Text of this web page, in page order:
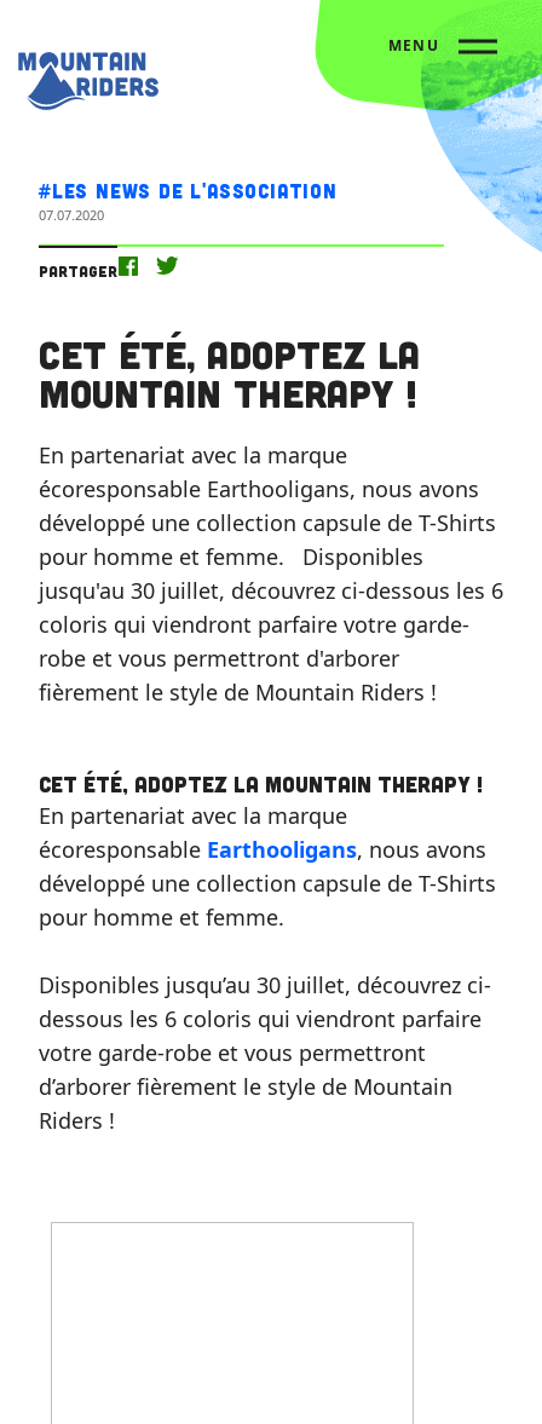
Nos actus
Cet été, adoptez la Mountain Therapy !
MENU
#Les news de l'association
07.07.2020
Partager
Cet été, adoptez la
Mountain Therapy !
⁠En partenariat avec la marque
écoresponsable Earthooligans, nous avons
développé une collection capsule de T-Shirts
pour homme et femme. ⁠ ⁠ Disponibles
jusqu'au 30 juillet, découvrez ci-dessous les 6
coloris qui viendront parfaire votre garde-
robe et vous permettront d'arborer
fièrement le style de Mountain Riders !⁠
Cet été, adoptez la Mountain Therapy !
En partenariat avec la marque
écoresponsable Earthooligans, nous avons
développé une collection capsule de T-Shirts
pour homme et femme. ⁠
Disponibles jusqu’au 30 juillet, découvrez ci-
dessous les 6 coloris qui viendront parfaire
votre garde-robe et vous permettront
d’arborer fièrement le style de Mountain
Riders !⁠